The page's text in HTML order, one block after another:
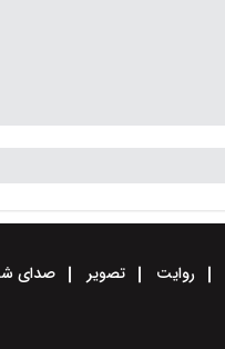
روایت تصویر صدای